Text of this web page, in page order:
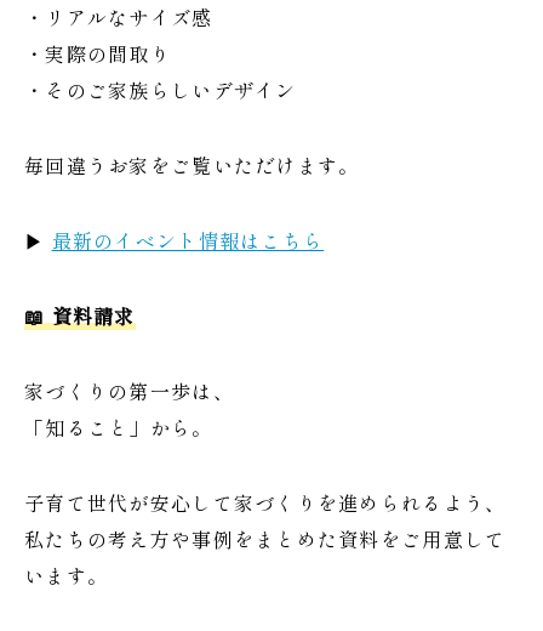
・リアルなサイズ感
・実際の間取り
・そのご家族らしいデザイン
毎回違うお家をご覧いただけます。
▶ 最新のイベント情報はこちら
📖 資料請求
家づくりの第一歩は、
「知ること」から。
子育て世代が安心して家づくりを進められるよう、
私たちの考え方や事例をまとめた資料をご用意して
います。